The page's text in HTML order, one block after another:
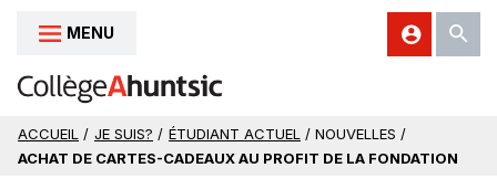
Aller au contenu
MENU
ACCUEIL / JE SUIS? / ÉTUDIANT ACTUEL
/ NOUVELLES /
ACHAT DE CARTES-CADEAUX AU PROFIT DE LA FONDATION